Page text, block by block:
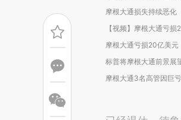
摩根大通损失持续恶化
【视频】摩根大通亏损
摩根大通亏损20亿美元
标普将摩根大通前景展
摩根大通3名高管因巨